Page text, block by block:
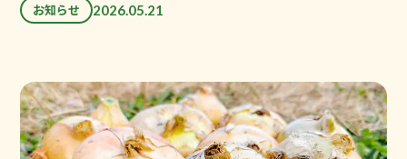
お知らせ 2026.05.21